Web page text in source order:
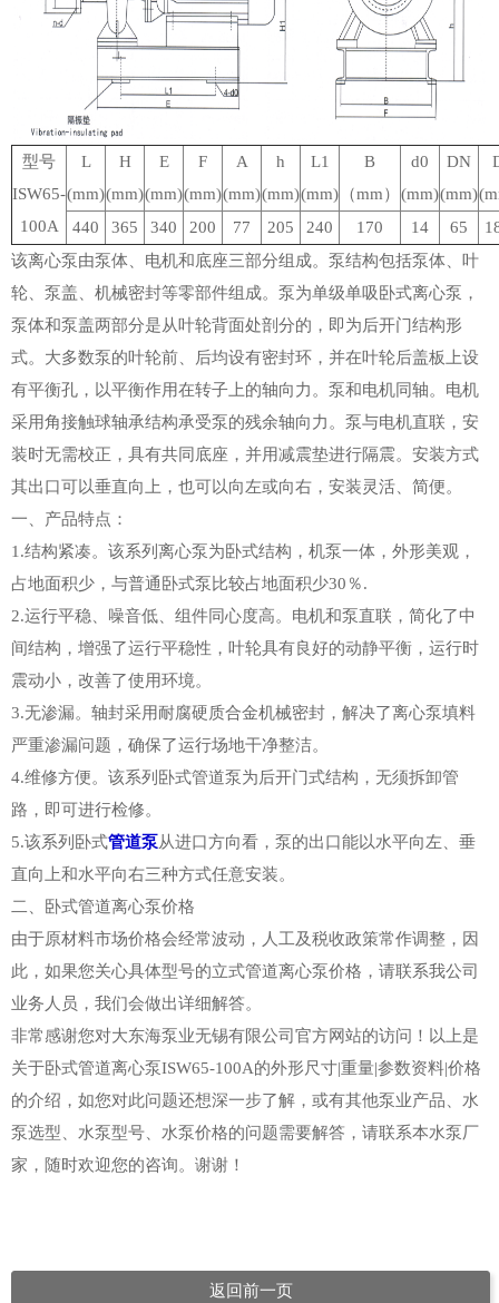
型号
ISW65-
100A
L
(mm)
H
(mm)
E
(mm)
F
(mm)
A
(mm)
h
(mm)
L1
(mm)
B
（mm）
d0
(mm)
DN
(mm)
440
365 340 200 77 205 240 170 14 65
该离心泵由泵体、电机和底座三部分组成。泵结构包括泵体、叶
轮、泵盖、机械密封等零部件组成。泵为单级单吸卧式离心泵，
泵体和泵盖两部分是从叶轮背面处剖分的，即为后开门结构形
式。大多数泵的叶轮前、后均设有密封环，并在叶轮后盖板上设
有平衡孔，以平衡作用在转子上的轴向力。泵和电机同轴。电机
采用角接触球轴承结构承受泵的残余轴向力。泵与电机直联，安
装时无需校正，具有共同底座，并用减震垫进行隔震。安装方式
其出口可以垂直向上，也可以向左或向右，安装灵活、简便。
一、产品特点：
1.结构紧凑。该系列离心泵为卧式结构，机泵一体，外形美观，
占地面积少，与普通卧式泵比较占地面积少30％.
2.运行平稳、噪音低、组件同心度高。电机和泵直联，简化了中
间结构，增强了运行平稳性，叶轮具有良好的动静平衡，运行时
震动小，改善了使用环境。
3.无渗漏。轴封采用耐腐硬质合金机械密封，解决了离心泵填料
严重渗漏问题，确保了运行场地干净整洁。
4.维修方便。该系列卧式管道泵为后开门式结构，无须拆卸管
路，即可进行检修。
5.该系列卧式管道泵从进口方向看，泵的出口能以水平向左、垂
直向上和水平向右三种方式任意安装。
二、卧式管道离心泵价格
由于原材料市场价格会经常波动，人工及税收政策常作调整，因
此，如果您关心具体型号的立式管道离心泵价格，请联系我公司
业务人员，我们会做出详细解答。
非常感谢您对大东海泵业无锡有限公司官方网站的访问！以上是
关于卧式管道离心泵ISW65-100A的外形尺寸|重量|参数资料|价格
的介绍，如您对此问题还想深一步了解，或有其他泵业产品、水
泵选型、水泵型号、水泵价格的问题需要解答，请联系本水泵厂
家，随时欢迎您的咨询。谢谢！
返回前一页